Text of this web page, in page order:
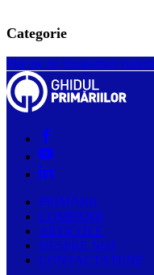
Categorie
Plăcuţe de înregistrare rutieră
PRIMĂRII
COMPANII
ARTICOLE
DESPRE NOI
CONTACTAȚI-NE